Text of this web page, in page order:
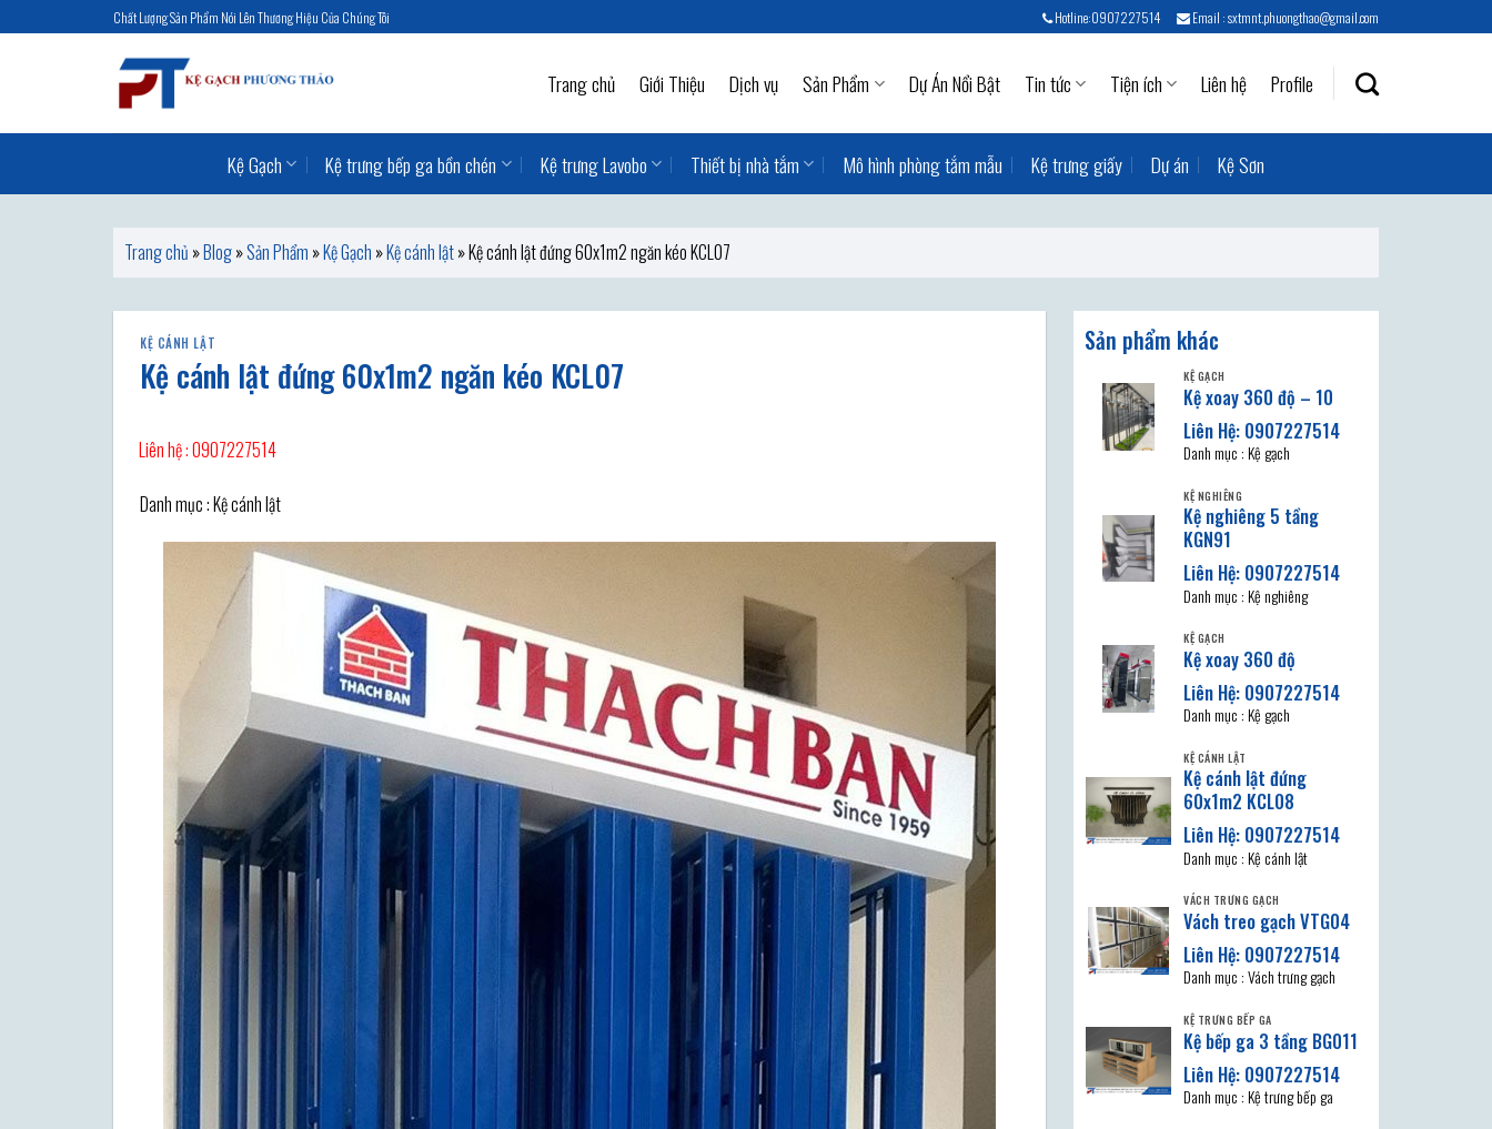
to
Chất Lượng Sản Phẩm Nói Lên Thương Hiệu Của Chúng Tôi Hotline:0907227514 Email : sxtmnt.phuongthao@gmail.com
Trang chủ Giới Thiệu Dịch vụ Sản Phẩm Dự Án Nổi Bật Tin tức Tiện ích Liên hệ Profile
Kệ Gạch Kệ trưng bếp ga bồn chén Kệ trưng Lavobo Thiết bị nhà tắm Mô hình phòng tắm mẫu Kệ trưng giấy Dự án Kệ Sơn
Trang chủ »Blog»Sản Phẩm »Kệ Gạch »Kệ cánh lật»Kệ cánh lật đứng 60x1m2 ngăn kéo KCL07
KỆ CÁNH LẬT
Kệ cánh lật đứng 60x1m2 ngăn kéo KCL07
Liên hệ : 0907227514
Danh mục : Kệ cánh lật
Sản phẩm khác
KỆ GẠCH
Kệ xoay 360 độ – 10
Danh mục : Kệ gạch
KỆ NGHIÊNG
Kệ nghiêng 5 tầng
KGN91
Danh mục : Kệ nghiêng
KỆ GẠCH
Kệ xoay 360 độ
Danh mục : Kệ gạch
KỆ CÁNH LẬT
Kệ cánh lật đứng
60x1m2 KCL08
Danh mục : Kệ cánh lật
VÁCH TRƯNG GẠCH
Vách treo gạch VTG04
Danh mục : Vách trưng gạch
KỆ TRƯNG BẾP GA
Kệ bếp ga 3 tầng BG011
Danh mục : Kệ trưng bếp ga